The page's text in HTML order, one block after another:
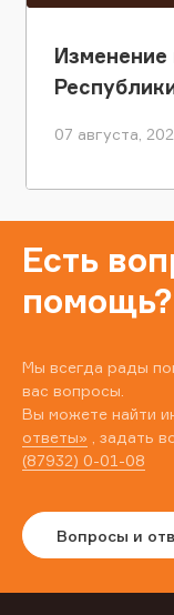
Изменение
07 августа,
Есть
помощь?
Мы всегда рады
вас вопросы.
Вы можете найти
ответы» , задать
(87932) 0-01-08
Вопросы и